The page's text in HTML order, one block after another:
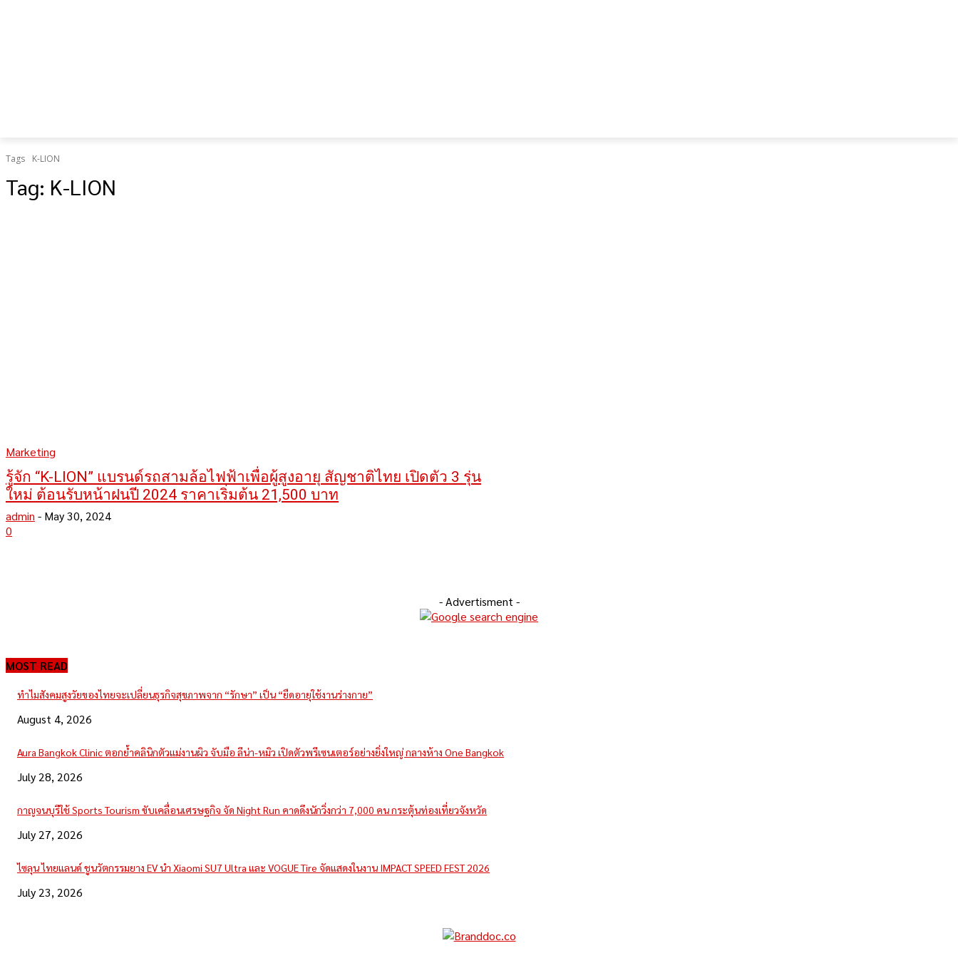
Tags K-LION
Tag: K-LION
Marketing
รู้จัก “K-LION” แบรนด์รถสามล้อไฟฟ้าเพื่อผู้สูงอายุ สัญชาติไทย เปิดตัว 3 รุ่น
ใหม่ ต้อนรับหน้าฝนปี 2024 ราคาเริ่มต้น 21,500 บาท
admin - May 30, 2024
0
- Advertisment -
MOST READ
ทำไมสังคมสูงวัยของไทยจะเปลี่ยนธุรกิจสุขภาพจาก “รักษา” เป็น “ยืดอายุใช้งานร่างกาย”
August 4, 2026
Aura Bangkok Clinic ตอกย้ำคลินิกตัวแม่งานผิว จับมือ ลีน่า-หมิว เปิดตัวพรีเซนเตอร์อย่างยิ่งใหญ่ กลางห้าง One Bangkok
July 28, 2026
กาญจนบุรีใช้ Sports Tourism ขับเคลื่อนเศรษฐกิจ จัด Night Run คาดดึงนักวิ่งกว่า 7,000 คน กระตุ้นท่องเที่ยวจังหวัด
July 27, 2026
ไซลุน ไทยแลนด์ ชูนวัตกรรมยาง EV นำ Xiaomi SU7 Ultra และ VOGUE Tire จัดแสดงในงาน IMPACT SPEED FEST 2026
July 23, 2026